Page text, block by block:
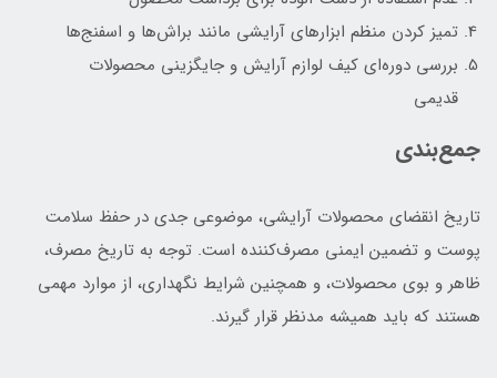
تمیز کردن منظم ابزارهای آرایشی مانند براش‌ها و اسفنج‌ها
بررسی دوره‌ای کیف لوازم آرایش و جایگزینی محصولات
قدیمی
جمع‌بندی
تاریخ انقضای محصولات آرایشی، موضوعی جدی در حفظ سلامت
پوست و تضمین ایمنی مصرف‌کننده است. توجه به تاریخ مصرف،
ظاهر و بوی محصولات، و همچنین شرایط نگهداری، از موارد مهمی
هستند که باید همیشه مدنظر قرار گیرند.